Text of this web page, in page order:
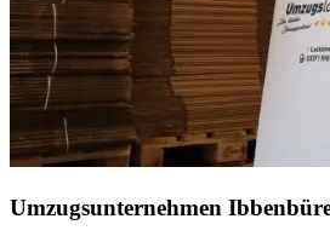
Umzugsunternehmen